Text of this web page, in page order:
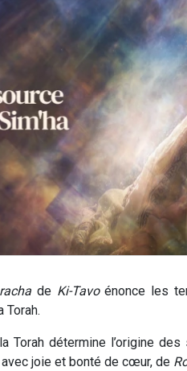
de Ki-Tavoénonce les
Torah.
Torah détermine l’origine
avec joie et bonté de cœur, de